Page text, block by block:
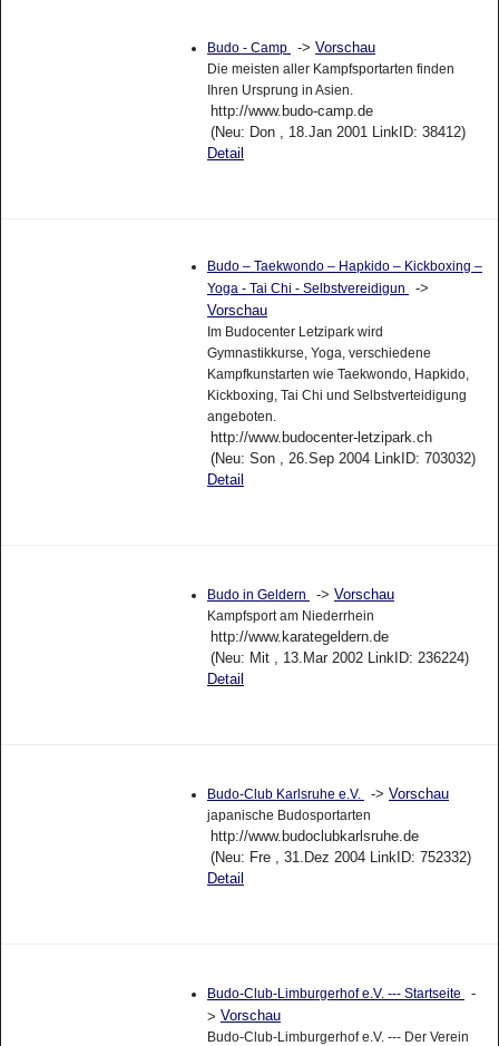
Budo - Camp -> Vorschau
Die meisten aller Kampfsportarten finden
Ihren Ursprung in Asien.
http://www.budo-camp.de
(Neu: Don , 18.Jan 2001 LinkID: 38412)
Detail
Budo – Taekwondo – Hapkido – Kickboxing –
Yoga - Tai Chi - Selbstvereidigun
->
Vorschau
Im Budocenter Letzipark wird
Gymnastikkurse, Yoga, verschiedene
Kampfkunstarten wie Taekwondo, Hapkido,
Kickboxing, Tai Chi und Selbstverteidigung
angeboten.
http://www.budocenter-letzipark.ch
(Neu: Son , 26.Sep 2004 LinkID: 703032)
Detail
Budo in Geldern -> Vorschau
Kampfsport am Niederrhein
http://www.karategeldern.de
(Neu: Mit , 13.Mar 2002 LinkID: 236224)
Detail
Budo-Club Karlsruhe e.V. -> Vorschau
japanische Budosportarten
http://www.budoclubkarlsruhe.de
(Neu: Fre , 31.Dez 2004 LinkID: 752332)
Detail
Budo-Club-Limburgerhof e.V. --- Startseite -
> Vorschau
Budo-Club-Limburgerhof e.V. --- Der Verein